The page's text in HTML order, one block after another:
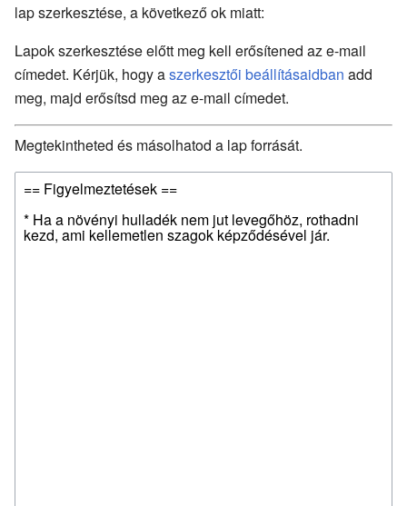
lap szerkesztése, a következő ok miatt:
Lapok szerkesztése előtt meg kell erősítened az e-mail
címedet. Kérjük, hogy aszerkesztői beállításaidban add
meg, majd erősítsd meg az e-mail címedet.
Megtekintheted és másolhatod a lap forrását.